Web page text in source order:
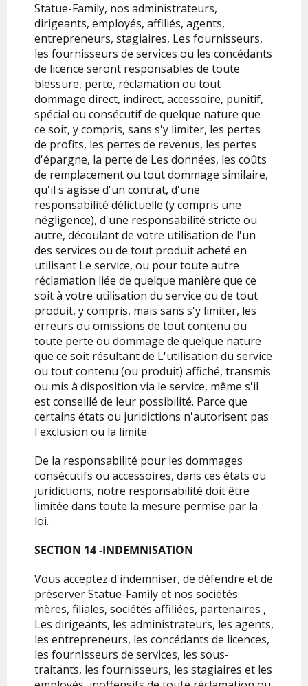
Statue-Family, nos administrateurs,
dirigeants, employés, affiliés, agents,
entrepreneurs, stagiaires, Les fournisseurs,
les fournisseurs de services ou les concédants
de licence seront responsables de toute
blessure, perte, réclamation ou tout
dommage direct, indirect, accessoire, punitif,
spécial ou consécutif de quelque nature que
ce soit, y compris, sans s'y limiter, les pertes
de profits, les pertes de revenus, les pertes
d'épargne, la perte de Les données, les coûts
de remplacement ou tout dommage similaire,
qu'il s'agisse d'un contrat, d'une
responsabilité délictuelle (y compris une
négligence), d'une responsabilité stricte ou
autre, découlant de votre utilisation de l'un
des services ou de tout produit acheté en
utilisant Le service, ou pour toute autre
réclamation liée de quelque manière que ce
soit à votre utilisation du service ou de tout
produit, y compris, mais sans s'y limiter, les
erreurs ou omissions de tout contenu ou
toute perte ou dommage de quelque nature
que ce soit résultant de L'utilisation du service
ou tout contenu (ou produit) affiché, transmis
ou mis à disposition via le service, même s'il
est conseillé de leur possibilité. Parce que
certains états ou juridictions n'autorisent pas
l'exclusion ou la limite
De la responsabilité pour les dommages
consécutifs ou accessoires, dans ces états ou
juridictions, notre responsabilité doit être
limitée dans toute la mesure permise par la
loi.
SECTION 14 -INDEMNISATION
Vous acceptez d'indemniser, de défendre et de
préserverStatue-Familyet nos sociétés
mères, filiales, sociétés affiliées, partenaires ,
Les dirigeants, les administrateurs, les agents,
les entrepreneurs, les concédants de licences,
les fournisseurs de services, les sous-
traitants, les fournisseurs, les stagiaires et les